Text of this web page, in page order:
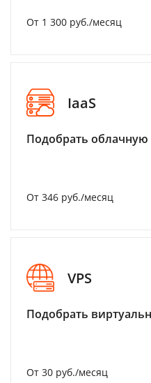
От 1 300 руб./месяц
IaaS
Подобрать облачную
От 346 руб./месяц
VPS
Подобрать
От 30 руб./месяц